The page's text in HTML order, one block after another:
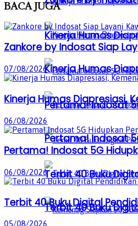
Kinerja Humas
Pertama! Indosat
Terbit 40 Buku
Kinerja Humas
Pertama! Indosat
Terbit 40 Buku
BACAJUGA
Zankore by Indosat Siap
07/08/2026
Kinerja Humas Diapresiasi,
06/08/2026
Pertama! Indosat 5G
06/08/2026
Terbit 40 Buku Digital
05/08/2026